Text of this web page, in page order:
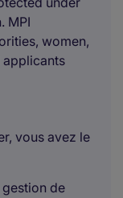
MPI
women,
applicants
vous avez le
de